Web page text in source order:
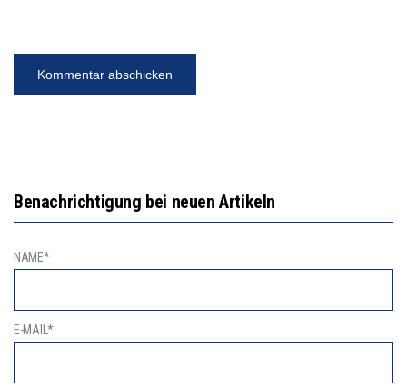
Benachrichtigung bei neuen Artikeln
NAME*
E-MAIL*